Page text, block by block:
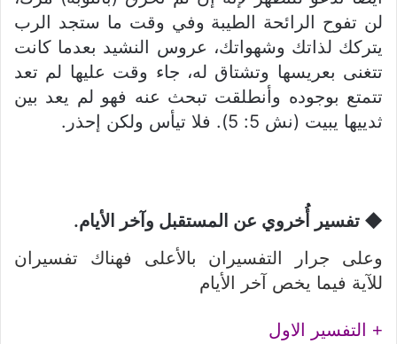
لن تفوح الرائحة الطيبة وفي وقت ما ستجد الرب
يتركك لذاتك وشهواتك، عروس النشيد بعدما كانت
تتغنى بعريسها وتشتاق له، جاء وقت عليها لم تعد
تتمتع بوجوده وأنطلقت تبحث عنه فهو لم يعد بين
ثدييها يبيت (نش 5: 5). فلا تيأس ولكن إحذر.
◆ تفسير أُخروي عن المستقبل وآخر الأيام.
وعلى جرار التفسيران بالأعلى فهناك تفسيران
للآية فيما يخص آخر الأيام
+ التفسير الاول